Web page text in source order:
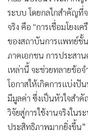
เวลเนสสู่การใช้งานจริ
ของประเทศ
เมื่อวันที่ 9 ก.ค.ดร.กริช
นวัตกรรมแห่งชาติ (อง
อุดมศึกษา วิทยาศาสตร์
เดินหน้าขับเคลื่อน
”โครงการพัฒนาศูนย์กล
หรือ “Thailand